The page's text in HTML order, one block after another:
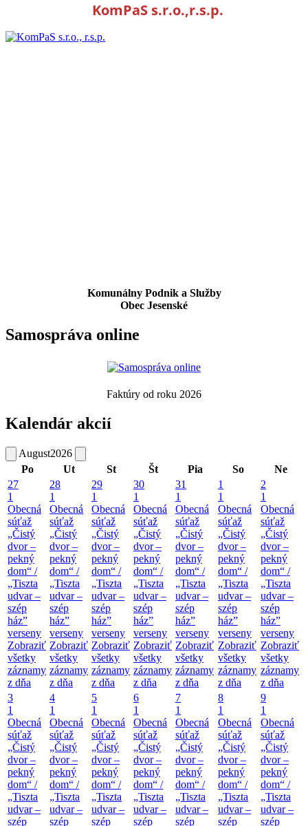
KomPaS s.r.o.,r.s.p.
Komunálny Podnik a Služby
Obec Jesenské
Samospráva online
Faktúry od roku 2026
Kalendár akcií
August2026
Po
Ut St Št Pia So
Ne
27
1
Obecná
súťaž
„Čistý
dvor –
pekný
dom“ /
„Tiszta
udvar –
szép
ház”
verseny
Zobraziť
všetky
záznamy
z dňa
28
1
Obecná
súťaž
„Čistý
dvor –
pekný
dom“ /
„Tiszta
udvar –
szép
ház”
verseny
Zobraziť
všetky
záznamy
z dňa
29
1
Obecná
súťaž
„Čistý
dvor –
pekný
dom“ /
„Tiszta
udvar –
szép
ház”
verseny
Zobraziť
všetky
záznamy
z dňa
30
1
Obecná
súťaž
„Čistý
dvor –
pekný
dom“ /
„Tiszta
udvar –
szép
ház”
verseny
Zobraziť
všetky
záznamy
z dňa
31
1
Obecná
súťaž
„Čistý
dvor –
pekný
dom“ /
„Tiszta
udvar –
szép
ház”
verseny
Zobraziť
všetky
záznamy
z dňa
1
1
Obecná
súťaž
„Čistý
dvor –
pekný
dom“ /
„Tiszta
udvar –
szép
ház”
verseny
Zobraziť
všetky
záznamy
z dňa
2
1
Obecná
súťaž
„Čistý
dvor –
pekný
dom“ /
„Tiszta
udvar –
szép
ház”
verseny
Zobraziť
všetky
záznamy
z dňa
3
1
Obecná
súťaž
„Čistý
dvor –
pekný
dom“ /
„Tiszta
udvar –
szép
4
1
Obecná
súťaž
„Čistý
dvor –
pekný
dom“ /
„Tiszta
udvar –
szép
5
1
Obecná
súťaž
„Čistý
dvor –
pekný
dom“ /
„Tiszta
udvar –
szép
6
1
Obecná
súťaž
„Čistý
dvor –
pekný
dom“ /
„Tiszta
udvar –
szép
7
1
Obecná
súťaž
„Čistý
dvor –
pekný
dom“ /
„Tiszta
udvar –
szép
8
1
Obecná
súťaž
„Čistý
dvor –
pekný
dom“ /
„Tiszta
udvar –
szép
9
1
Obecná
súťaž
„Čistý
dvor –
pekný
dom“ /
„Tiszta
udvar –
szép